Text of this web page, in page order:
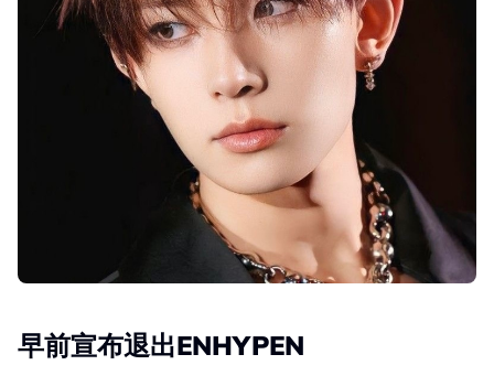
早前宣布退出ENHYPEN